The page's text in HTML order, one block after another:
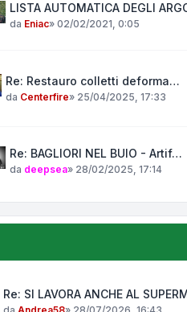
LISTA AUTOMATICA DEGLI
da Eniac» 02/02/2021, 0:05
Re: Restauro colletti deforma…
da Centerfire» 25/04/2025, 17:33
Re: BAGLIORI NEL BUIO - Artif…
da deepsea» 28/02/2025, 17:14
Re: SI LAVORA ANCHE AL